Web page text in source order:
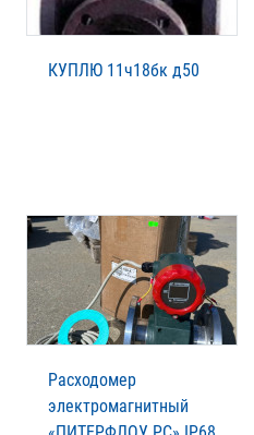
КУПЛЮ 11ч18бк д50
Расходомер
электромагнитный